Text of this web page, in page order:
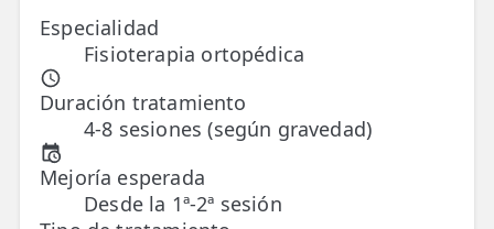
💆 Masajes Madrid
🏅 Fisioterapia Deportiva
🧠 Fisioterapia Neurológica
🧍 Fisioterapia Vestibular
🫁 Fisioterapia Respiratoria
Especialidad
Fisioterapia ortopédica
Duración tratamiento
4-8 sesiones (según gravedad)
Mejoría esperada
Desde la 1ª-2ª sesión